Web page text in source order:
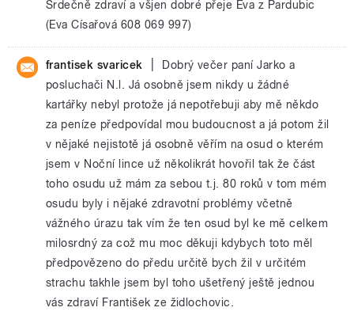
Srdečně zdraví a všjen dobré přeje Eva z Pardubic
(Eva Císařová 608 069 997)
frantisek svaricek
Dobrý večer paní Jarko a
posluchači N.l. Já osobně jsem nikdy u žádné
kartářky nebyl protože já nepotřebuji aby mě někdo
za peníze předpovídal mou budoucnost a já potom žil
v nějaké nejistotě já osobně věřím na osud o kterém
jsem v Noční lince už několikrát hovořil tak že část
toho osudu už mám za sebou t.j. 80 roků v tom mém
osudu byly i nějaké zdravotní problémy včetně
vážného úrazu tak vím že ten osud byl ke mě celkem
milosrdný za což mu moc děkuji kdybych toto měl
předpovězeno do předu určitě bych žil v určitém
strachu takhle jsem byl toho ušetřený ještě jednou
vás zdraví František ze židlochovic.